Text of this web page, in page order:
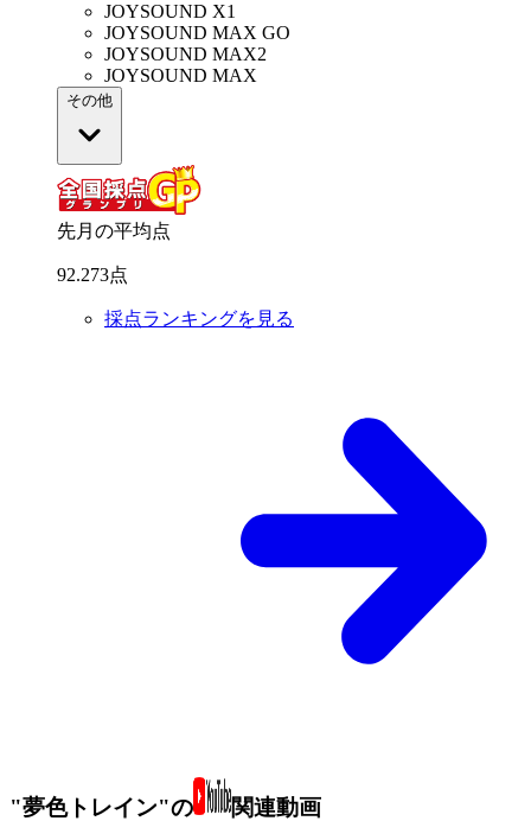
JOYSOUND X1
JOYSOUND MAX GO
JOYSOUND MAX2
JOYSOUND MAX
その他
先月の平均点
92.273点
採点ランキングを見る
"夢色トレイン"の 関連動画